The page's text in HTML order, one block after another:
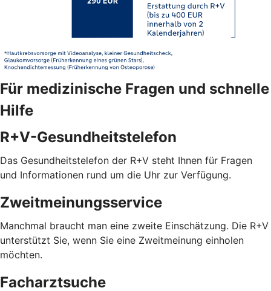
Für medizinische Fragen und schnelle
Hilfe
R+V-Gesundheitstelefon
Das Gesundheitstelefon der R+V steht Ihnen für Fragen
und Informationen rund um die Uhr zur Verfügung.
Zweitmeinungsservice
Manchmal braucht man eine zweite Einschätzung. Die R+V
unterstützt Sie, wenn Sie eine Zweitmeinung einholen
möchten.
Facharztsuche